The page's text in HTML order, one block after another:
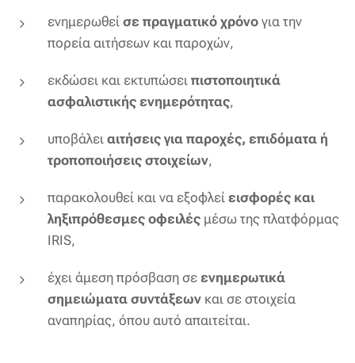
ενημερωθεί σε πραγματικό χρόνο για την
πορεία αιτήσεων και παροχών,
εκδώσει και εκτυπώσει πιστοποιητικά
ασφαλιστικής ενημερότητας,
υποβάλει αιτήσεις για παροχές, επιδόματα ή
τροποποιήσεις στοιχείων,
παρακολουθεί και να εξοφλεί εισφορές και
ληξιπρόθεσμες οφειλές μέσω της πλατφόρμας
IRIS,
έχει άμεση πρόσβαση σε ενημερωτικά
σημειώματα συντάξεων και σε στοιχεία
αναπηρίας, όπου αυτό απαιτείται.